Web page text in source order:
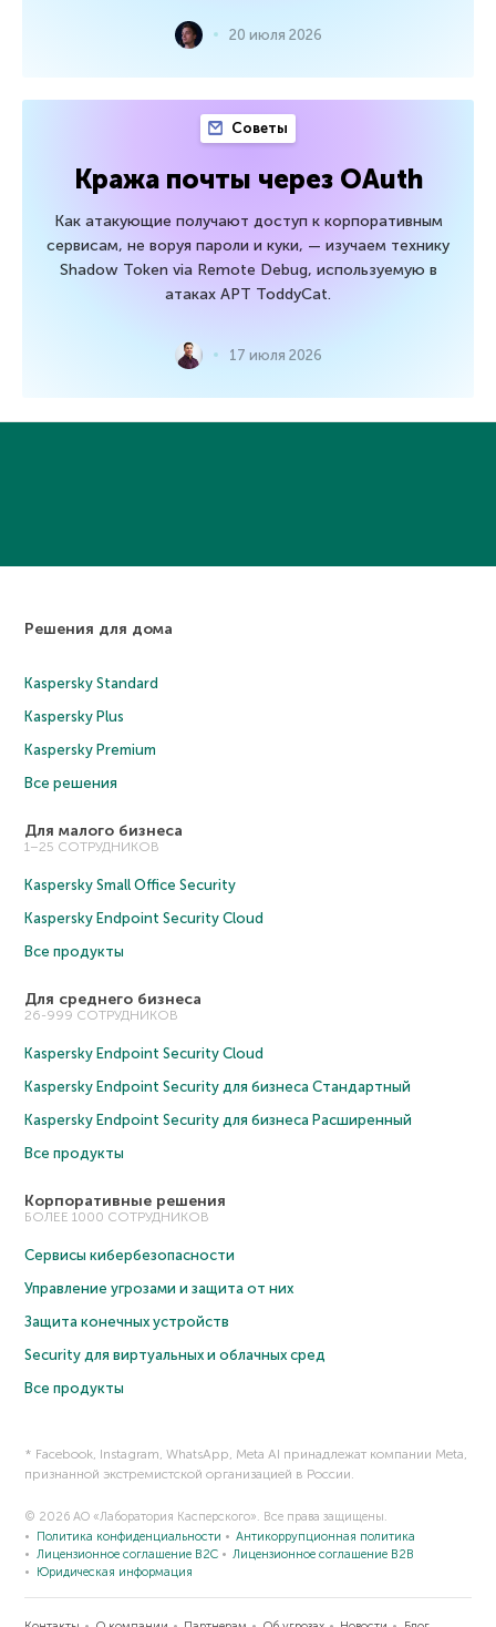
20 июля 2026
Советы
Кража почты через OAuth
Как атакующие получают доступ к корпоративным
сервисам, не воруя пароли и куки, — изучаем технику
Shadow Token via Remote Debug, используемую в
атаках APT ToddyCat.
17 июля 2026
Решения для дома
Kaspersky Standard
Kaspersky Plus
Kaspersky Premium
Все решения
Для малого бизнеса
1–25 СОТРУДНИКОВ
Kaspersky Small Office Security
Kaspersky Endpoint Security Cloud
Все продукты
Для среднего бизнеса
26-999 СОТРУДНИКОВ
Kaspersky Endpoint Security Cloud
Kaspersky Endpoint Security для бизнеса Cтандартный
Kaspersky Endpoint Security для бизнеса Расширенный
Все продукты
Корпоративные решения
БОЛЕЕ 1000 СОТРУДНИКОВ
Сервисы кибербезопасности
Управление угрозами и защита от них
Защита конечных устройств
Security для виртуальных и облачных сред
Все продукты
* Facebook, Instagram, WhatsApp, Meta AI принадлежат компании Meta,
признанной экстремистской организацией в России.
© 2026 АО «Лаборатория Касперского». Все права защищены.
Политика конфиденциальности
Антикоррупционная политика
Лицензионное соглашение B2C
Лицензионное соглашение B2B
Юридическая информация